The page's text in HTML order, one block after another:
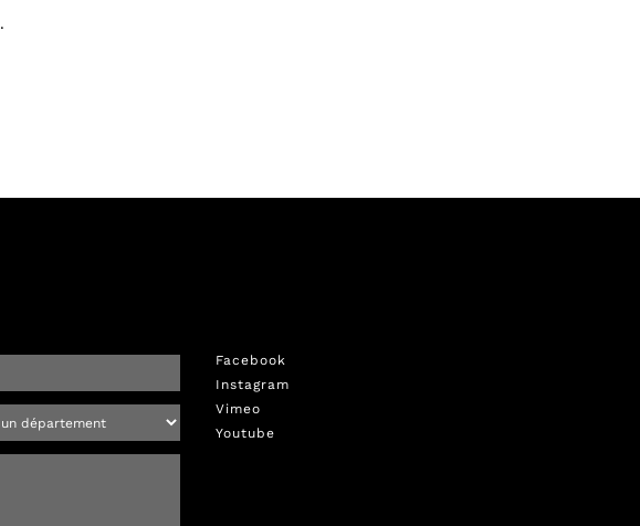
.
Facebook
Instagram
Vimeo
Youtube